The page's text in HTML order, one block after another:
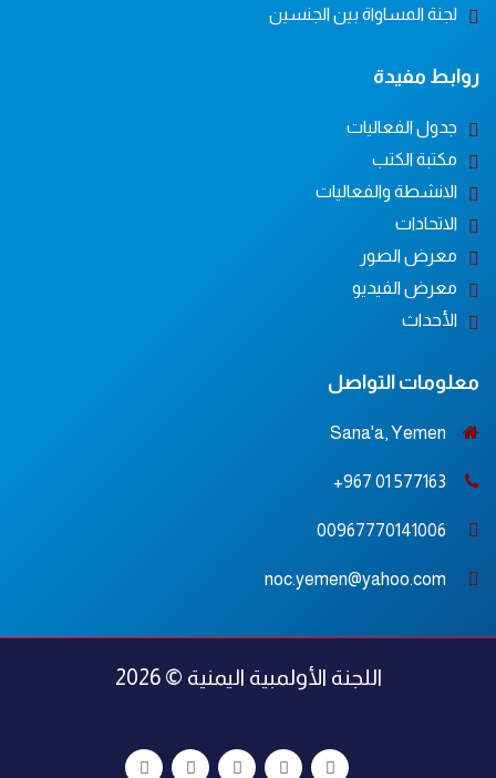
لجنة المساواة بين الجنسين
روابط مفيدة
جدول الفعاليات
مكتبة الكتب
الانشطة والفعاليات
الاتحادات
معرض الصور
معرض الفيديو
الأحداث
معلومات التواصل
Sana'a, Yemen
577163 01 967+
00967770141006
noc.yemen@yahoo.com
اللجنة الأولمبية اليمنية © 2026